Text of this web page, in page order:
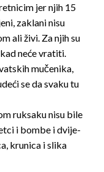
jer njih 15
zaklani nisu
ali živi. Za njih su
neće vratiti.
mučenika,
se da svaku tu
ruksaku nisu bile
i bombe i dvije-
krunica i slika